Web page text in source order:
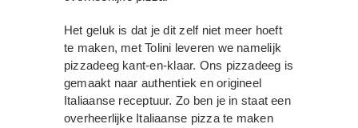
Het geluk is dat je dit zelf niet meer hoeft
te maken, met Tolini leveren we namelijk
pizzadeeg kant-en-klaar. Ons pizzadeeg is
gemaakt naar authentiek en origineel
Italiaanse receptuur. Zo ben je in staat een
overheerlijke Italiaanse pizza te maken